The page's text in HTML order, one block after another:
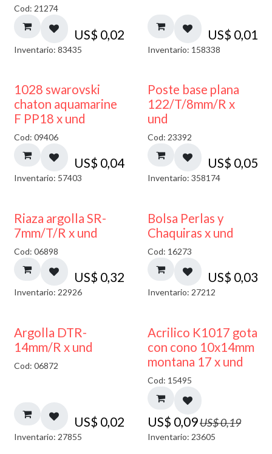
Cod: 21274
US$ 0,02
Inventario: 83435
US$ 0,01
Inventario: 158338
1028 swarovski
chaton aquamarine
F PP18 x und
Cod: 09406
US$ 0,04
Inventario: 57403
Poste base plana
122/T/8mm/R x
und
Cod: 23392
US$ 0,05
Inventario: 358174
Riaza argolla SR-
7mm/T/R x und
Cod: 06898
US$ 0,32
Inventario: 22926
Bolsa Perlas y
Chaquiras x und
Cod: 16273
US$ 0,03
Inventario: 27212
Argolla DTR-
14mm/R x und
Cod: 06872
US$ 0,02
Inventario: 27855
50% DESCUENTO
Acrilico K1017 gota
con cono 10x14mm
montana 17 x und
Cod: 15495
US$ 0,09US$0,19
Inventario: 23605